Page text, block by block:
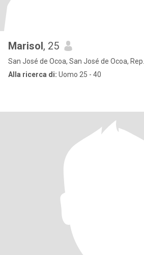
Marisol, 25
San José de Ocoa, San José de Ocoa,
Alla ricerca di: Uomo 25 - 40